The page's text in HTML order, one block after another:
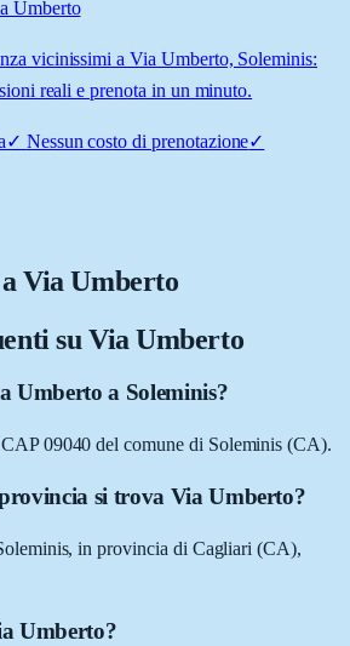
Umberto
vicinissimi a Via Umberto, Soleminis:
reali e prenota in un minuto.
✓ Nessun costo di prenotazione✓
aVia Umberto
su Via Umberto
Umberto a Soleminis?
09040 del comune di Soleminis (CA).
si trova Via Umberto?
in provincia di Cagliari (CA),
Umberto?